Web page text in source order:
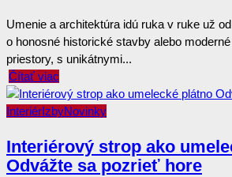
Umenie a architektúra idú ruka v ruke už
o honosné historické stavby alebo
priestory, s unikátnymi...
Čítať viac
InteriérIzbyNovinky
Interiérový strop ako
Odvážte sa pozrieť hore